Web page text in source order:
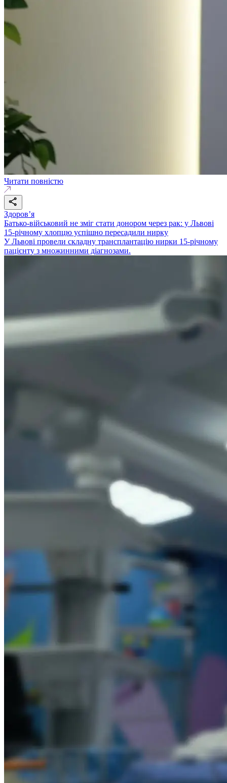
Читати повністю
Здоровʼя
Батько-військовий не зміг стати донором через рак: у Львові
15-річному хлопцю успішно пересадили нирку
У Львові провели складну трансплантацію нирки 15-річному
пацієнту з множинними діагнозами.